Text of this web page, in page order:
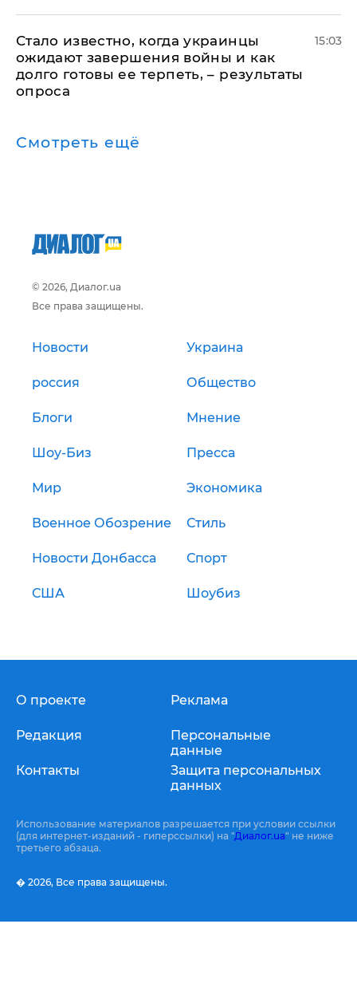
Стало известно, когда украинцы
ожидают завершения войны и как
долго готовы ее терпеть, – результаты
опроса
15:03
Смотреть ещё
© 2026, Диалог.ua
Все права защищены.
Новости Украина
россия Общество
Блоги Мнение
Шоу-Биз Пресса
Мир Экономика
Военное Обозрение Стиль
Новости Донбасса Спорт
США Шоубиз
О проекте
Редакция
Контакты
Реклама
Персональные
данные
Защита персональных
данных
Использование материалов разрешается при условии ссылки
(для интернет-изданий - гиперссылки) на "Диалог.ua" не ниже
третьего абзаца.
� 2026, Все права защищены.